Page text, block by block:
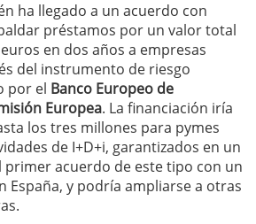
ha llegado a un acuerdo con
préstamos por un valor total
en dos años a empresas
del instrumento de riesgo
por el Banco Europeo de
Europea. La financiación iría
los tres millones para pymes
de I+D+i, garantizados en un
primer acuerdo de este tipo con un
España, y podría ampliarse a otras